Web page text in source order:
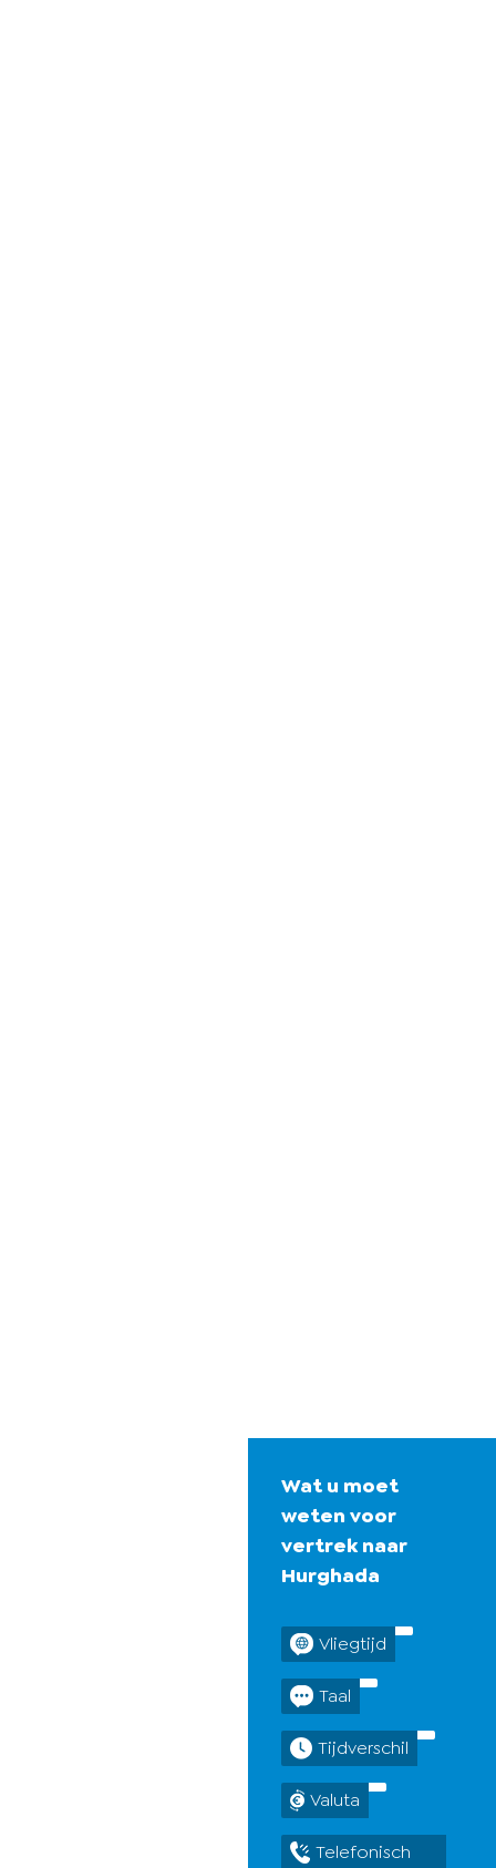
Wat u moet
weten voor
vertrek naar
Hurghada
Vliegtijd
Taal
Tijdverschil
Valuta
Telefonisch